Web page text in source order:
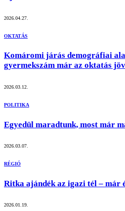
2026.04.27.
OKTATÁS
Komáromi járás demográfiai
gyermekszám már az oktatás
2026.03.12.
POLITIKA
Egyedül maradtunk, most már
2026.03.07.
RÉGIÓ
Ritka ajándék az igazi tél – már
2026.01.19.